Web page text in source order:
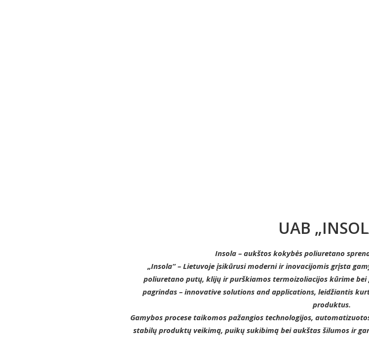
UAB
Insola – aukštos kokybės poliuretano
„Insola“ – Lietuvoje įsikūrusi moderni ir inovacijomis grįsta
poliuretano putų, klijų ir purškiamos termoizoliacijos kūrime
pagrindas – innovative solutions and applications, leidžiantis
produktus.
Gamybos procese taikomos pažangios technologijos,
stabilų produktų veikimą, puikų sukibimą bei aukštas šilumos ir